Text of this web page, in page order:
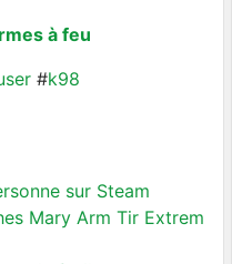
à feu
#k98
sur Steam
Mary Arm Tir Extrem